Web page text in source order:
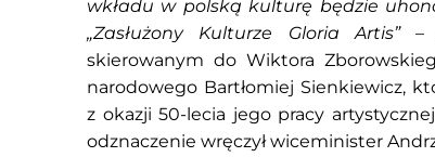
wkładu w polską kulturę będzie
„Zasłużony Kulturze Gloria Artis”–
skierowanym do Wiktora
narodowego Bartłomiej Sienkiewicz,
z okazji 50-lecia jego pracy
odznaczenie wręczył wiceminister